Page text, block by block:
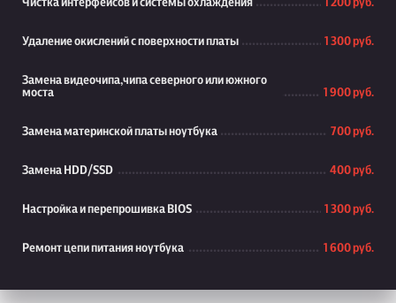
Чистка интерфейсов и системы охлаждения 1 200 руб.
Удаление окислений с поверхности платы 1 300 руб.
Замена видеочипа,чипа северного или южного
моста
1 900 руб.
Замена материнской платы ноутбука 700 руб.
Замена HDD/SSD 400 руб.
Настройка и перепрошивка BIOS 1 300 руб.
Ремонт цепи питания ноутбука 1 600 руб.